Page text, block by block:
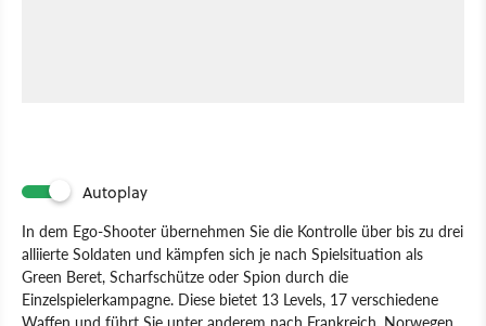
Autoplay
In dem Ego-Shooter übernehmen Sie die Kontrolle über bis zu drei
alliierte Soldaten und kämpfen sich je nach Spielsituation als
Green Beret, Scharfschütze oder Spion durch die
Einzelspielerkampagne. Diese bietet 13 Levels, 17 verschiedene
Waffen und führt Sie unter anderem nach Frankreich, Norwegen